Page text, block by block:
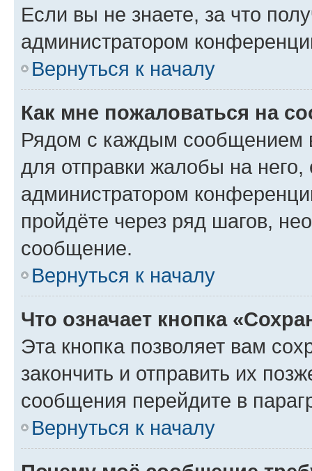
Если вы не знаете, за что
администратором
Вернуться к началу
Как мне пожаловаться на
Рядом с каждым сообщением
для отправки жалобы на
администратором
пройдёте через ряд шагов,
сообщение.
Вернуться к началу
Что означает кнопка
Эта кнопка позволяет вам
закончить и отправить их
сообщения перейдите в
Вернуться к началу